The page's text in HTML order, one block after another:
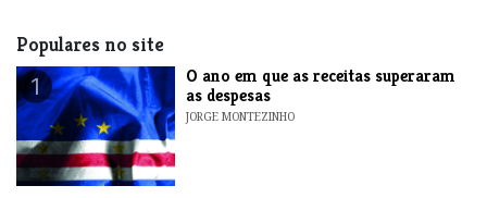
Populares no site
1
O ano em que as receitas superaram
as despesas
JORGE MONTEZINHO